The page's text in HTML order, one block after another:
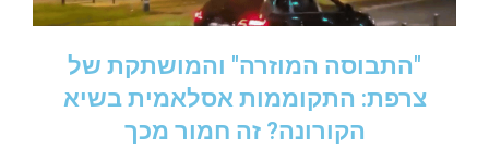
"התבוסה המוזרה" והמושתקת של
צרפת: התקוממות אסלאמית בשיא
הקורונה? זה חמור מכך